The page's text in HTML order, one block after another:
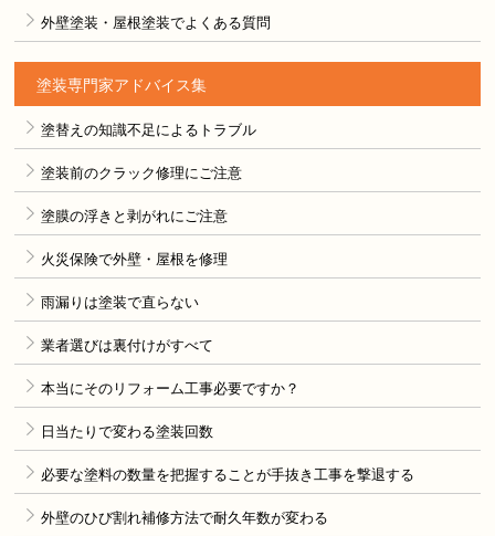
外壁塗装・屋根塗装でよくある質問
塗装専門家アドバイス集
塗替えの知識不足によるトラブル
塗装前のクラック修理にご注意
塗膜の浮きと剥がれにご注意
火災保険で外壁・屋根を修理
雨漏りは塗装で直らない
業者選びは裏付けがすべて
本当にそのリフォーム工事必要ですか？
日当たりで変わる塗装回数
必要な塗料の数量を把握することが手抜き工事を撃退する
外壁のひび割れ補修方法で耐久年数が変わる